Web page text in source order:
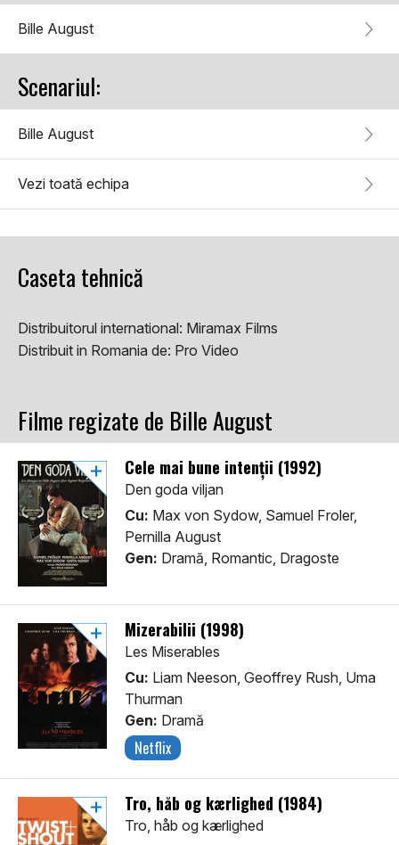
Bille August
Scenariul:
Bille August
Vezi toată echipa
Caseta tehnică
Distribuitorul international: Miramax Films
Distribuit in Romania de: Pro Video
Filme regizate de Bille August
Cele mai bune intenții (1992)
Den goda viljan
Cu: Max von Sydow, Samuel Froler,
Pernilla August
Gen: Dramă, Romantic, Dragoste
Mizerabilii (1998)
Les Miserables
Cu: Liam Neeson, Geoffrey Rush, Uma
Thurman
Gen: Dramă
Netflix
Tro, håb og kærlighed (1984)
Tro, håb og kærlighed